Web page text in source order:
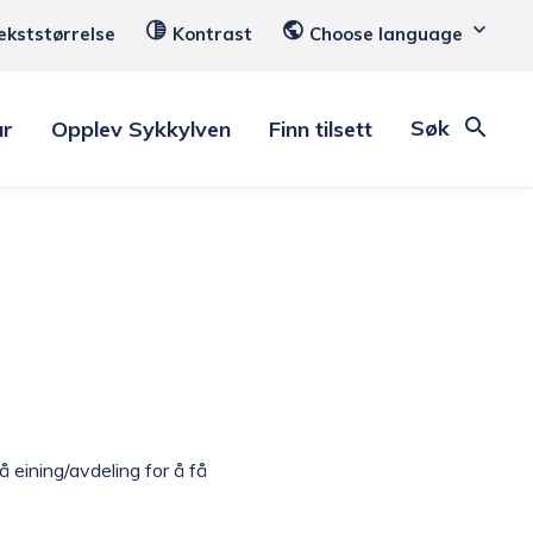
Kontrast Choose language
Opplev Sykkylven Finn tilsett Søk
eining/avdeling for å få